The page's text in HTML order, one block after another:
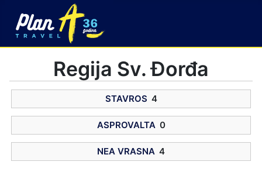
Regija Sv. Đorđa
STAVROS4
ASPROVALTA0
NEA VRASNA4